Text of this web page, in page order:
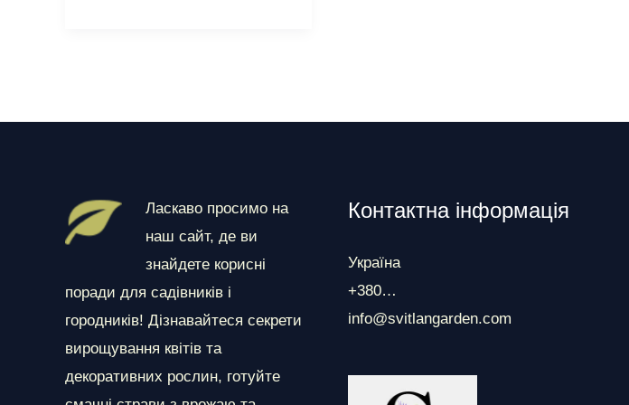
для
вашому
балконі
Ласкаво просимо на
наш сайт, де ви
знайдете корисні
поради для садівників і
городників! Дізнавайтеся секрети
вирощування квітів та
декоративних рослин, готуйте
Контактна інформація
Україна
+380…
info@svitlangarden.com